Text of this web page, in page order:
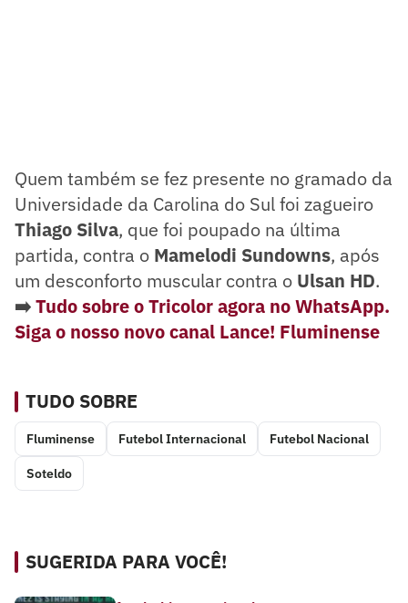
Quem também se fez presente no gramado da
Universidade da Carolina do Sul foi zagueiro
Thiago Silva, que foi poupado na última
partida, contra o Mamelodi Sundowns, após
um desconforto muscular contra o Ulsan HD.
➡️Tudo sobre o Tricolor agora no WhatsApp.
Siga o nosso novo canal Lance! Fluminense
TUDO SOBRE
Fluminense Futebol Internacional Futebol Nacional
Soteldo
SUGERIDA PARA VOCÊ!